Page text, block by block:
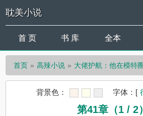
耽美小说
首 页 书 库 全本
首页 高辣小说 大佬护航：他在模特
背景色： 字体： [
第41章（1 / 2）